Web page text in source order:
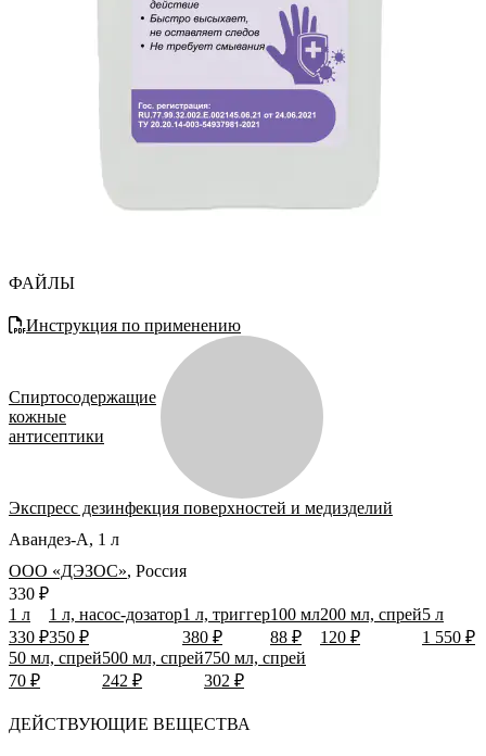
ФАЙЛЫ
Инструкция по применению
Спиртосодержащие
кожные
антисептики
Экспресс дезинфекция поверхностей и медизделий
Авандез-А, 1 л
ООО «ДЭЗОС», Россия
1 л
330 ₽
1 л, насос-дозатор
350 ₽
1 л, триггер
380 ₽
100 мл
88 ₽
200 мл, спрей
120 ₽
5 л
1 550 ₽
50 мл, спрей
70 ₽
500 мл, спрей
242 ₽
750 мл, спрей
302 ₽
ДЕЙСТВУЮЩИЕ ВЕЩЕСТВА
330 ₽